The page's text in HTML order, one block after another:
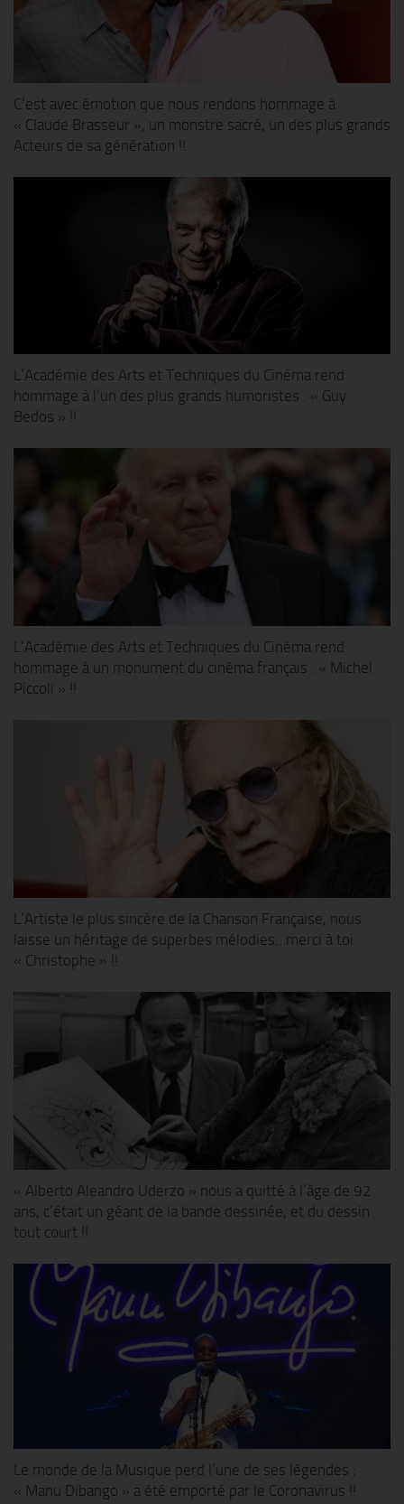
C’est avec émotion que nous rendons hommage à
« Claude Brasseur », un monstre sacré, un des plus grands
Acteurs de sa génération !!
L’Académie des Arts et Techniques du Cinéma rend
hommage à l’un des plus grands humoristes : « Guy
Bedos » !!
L’Académie des Arts et Techniques du Cinéma rend
hommage à un monument du cinéma français : « Michel
Piccoli » !!
L’Artiste le plus sincère de la Chanson Française, nous
laisse un héritage de superbes mélodies…merci à toi
« Christophe » !!
« Alberto Aleandro Uderzo » nous a quitté à l’âge de 92
ans, c’était un géant de la bande dessinée, et du dessin
tout court !!
Le monde de la Musique perd l’une de ses légendes :
« Manu Dibango » a été emporté par le Coronavirus !!